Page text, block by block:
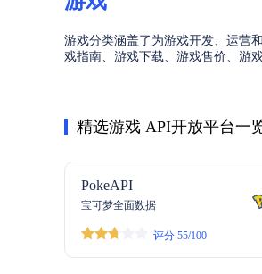
游戏分类涵盖了为游戏开发、运营
戏指南、游戏下载、游戏售价、游
精选游戏 API开放平台一
PokeAPI
宝可梦全面数据
评分 55/100